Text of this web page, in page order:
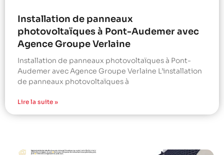
Installation de panneaux
photovoltaïques à Pont-Audemer avec
Agence Groupe Verlaine
Installation de panneaux photovoltaïques à Pont-
Audemer avec Agence Groupe Verlaine L’installation
de panneaux photovoltaïques à
Lire la suite »